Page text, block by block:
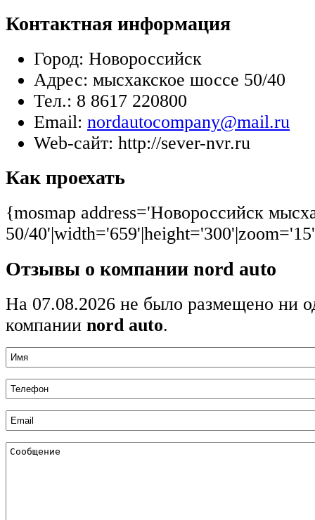
Контактная информация
Город: Новороссийск
Адрес: мысхакское шоссе 50/40
Тел.: 8 8617 220800
Email: nordautocompany@mail.ru
Web-сайт: http://sever-nvr.ru
Как проехать
{mosmap address='Новороссийск
50/
Отзывы о компании nord auto
На 07.08.2026 не было размещено ни
компании nord auto.